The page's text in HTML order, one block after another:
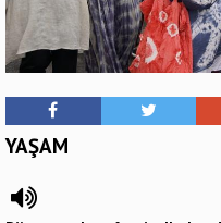
YAŞAM